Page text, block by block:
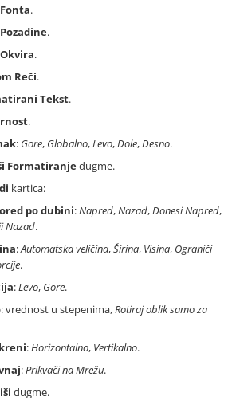
.
.
.
Reči.
Tekst.
.
: Gore, Globalno,Levo,Dole,Desno.
Formatiranjedugme.
kartica:
po dubini:Napred,Nazad,Donesi Napred,
Nazad.
:Automatska veličina,Širina, Visina, Ograniči
.
:Levo, Gore.
: vrednost u stepenima,Rotiraj oblik samo za
:Horizontalno, Vertikalno.
:Prikvači na Mrežu.
dugme.